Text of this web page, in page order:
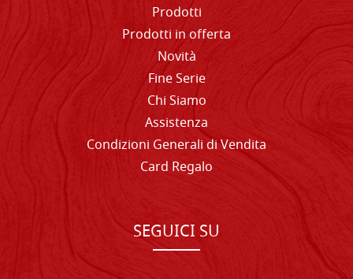
Prodotti
Prodotti in offerta
Novità
Fine Serie
Chi Siamo
Assistenza
Condizioni Generali di Vendita
Card Regalo
SEGUICI SU